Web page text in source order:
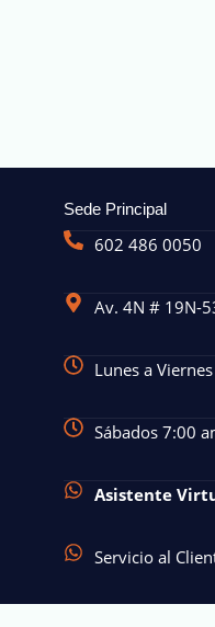
Sede Principal
602 486 0050
Av. 4N # 19N-
Lunes a
Sábados 7:00
Asistente
Servicio al